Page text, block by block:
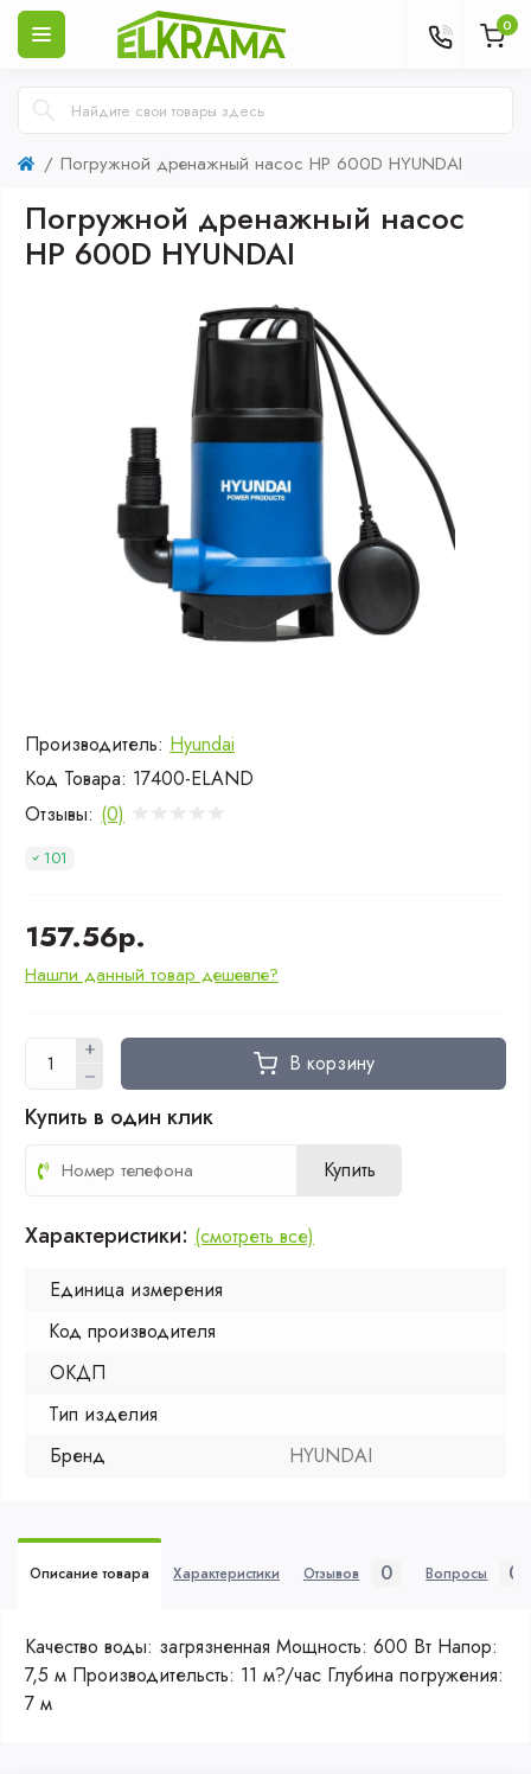
0
Погружной дренажный насос HP 600D HYUNDAI
Погружной дренажный насос
HP 600D HYUNDAI
Производитель: Hyundai
Код Товара: 17400-ELAND
Отзывы: (0)
101
157.56р.
Нашли данный товар дешевле?
В корзину
Купить в один клик
Купить
Характеристики: (смотреть все)
Единица измерения
Код производителя
ОКДП
Тип изделия
Бренд
HYUNDAI
Описание товара Характеристики Отзывов 0 Вопросы 0
Качество воды: загрязненная Мощность: 600 Вт Напор:
7,5 м Производительсть: 11 м?/час Глубина погружения:
7 м